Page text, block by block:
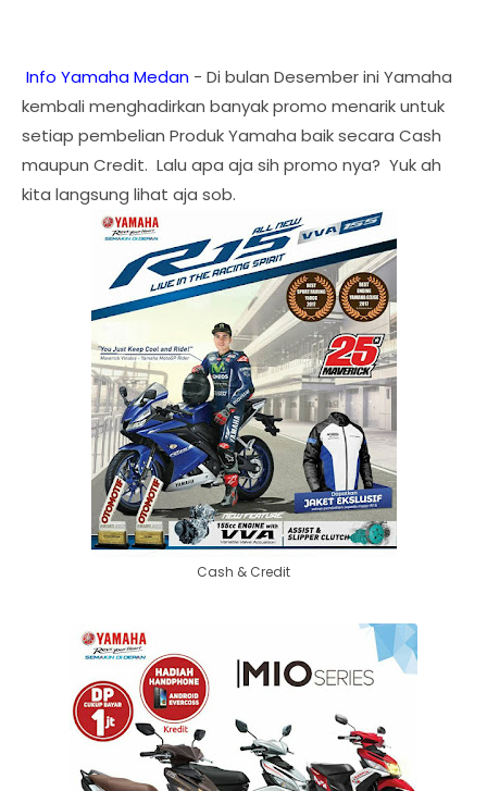
Info Yamaha Medan - Di bulan Desember ini Yamaha
kembali menghadirkan banyak promo menarik untuk
setiap pembelian Produk Yamaha baik secara Cash
maupun Credit. Lalu apa aja sih promo nya? Yuk ah
kita langsung lihat aja sob.
Cash & Credit